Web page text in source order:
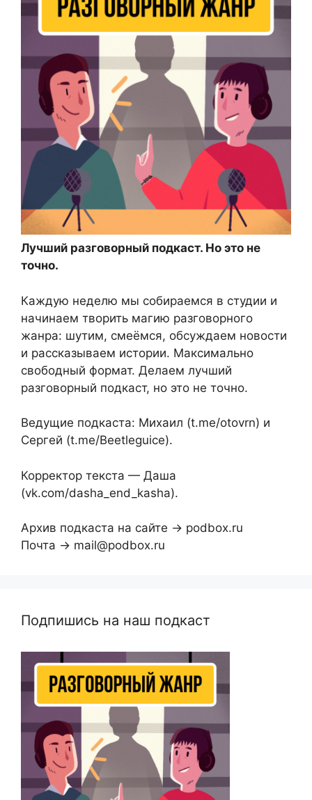
Лучший разговорный подкаст. Но это не
точно.
Каждую неделю мы собираемся в студии и
начинаем творить магию разговорного
жанра: шутим, смеёмся, обсуждаем новости
и рассказываем истории. Максимально
свободный формат. Делаем лучший
разговорный подкаст, но это не точно.
Ведущие подкаста: Михаил (t.me/otovrn) и
Сергей (t.me/Beetleguice).
Корректор текста — Даша
(vk.com/dasha_end_kasha).
Архив подкаста на сайте → podbox.ru
Почта → mail@podbox.ru
Подпишись на наш подкаст